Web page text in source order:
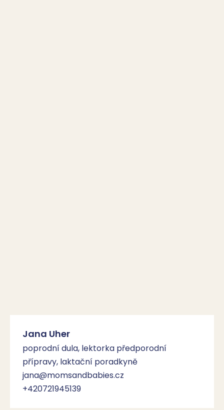
Jana Uher
poprodní dula, lektorka předporodní
přípravy, laktační poradkyně
jana@momsandbabies.cz
+420721945139